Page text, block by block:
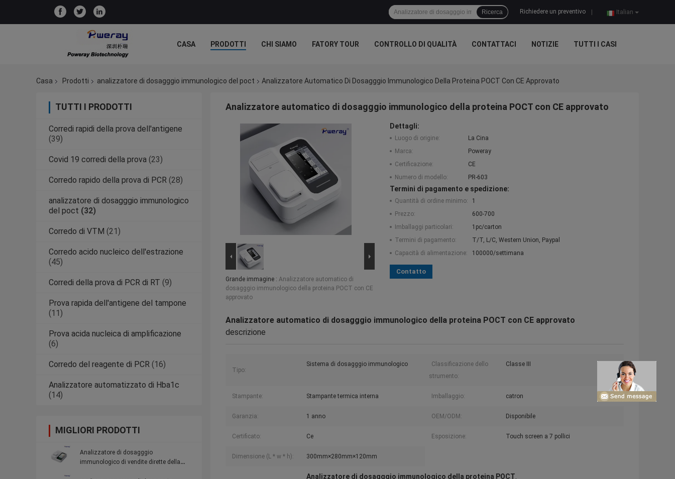
Italian
Richiedere un preventivo
Ricerca
CASA PRODOTTI CHI SIAMO FATORY TOUR CONTROLLO DI QUALITÀ CONTATTACI NOTIZIE TUTTI I CASI
Casa Prodotti analizzatore di dosagggio immunologico del poct Analizzatore Automatico Di Dosagggio Immunologico Della Proteina POCT Con CE Approvato
TUTTI I PRODOTTI
Corredi rapidi della prova dell'antigene
(39)
Covid 19 corredi della prova (23)
Corredo rapido della prova di PCR (28)
analizzatore di dosagggio immunologico
del poct (32)
Corredo di VTM (21)
Corredo acido nucleico dell'estrazione
(45)
Corredi della prova di PCR di RT (9)
Prova rapida dell'antigene del tampone
(11)
Prova acida nucleica di amplificazione
(6)
Corredo del reagente di PCR (16)
Analizzatore automatizzato di Hba1c
(14)
MIGLIORI PRODOTTI
Analizzatore di dosagggio
immunologico di vendite dirette della
Analizzatore automatico di dosagggio immunologico della proteina POCT con CE approvato
Grande immagine : Analizzatore automatico di
dosagggio immunologico della proteina POCT con CE
approvato
Dettagli:
Luogo di origine:
La Cina
Marca:
Poweray
Certificazione:
CE
Numero di modello:
PR-603
Termini di pagamento e spedizione:
Quantità di ordine minimo:
1
Prezzo:
600-700
Imballaggi particolari:
1pc/carton
Termini di pagamento:
T/T, L/C, Western Union, Paypal
Capacità di alimentazione:
100000/settimana
Contatto
Analizzatore automatico di dosagggio immunologico della proteina POCT con CE approvato
descrizione
Tipo:
Sistema di dosagggio immunologico
Classificazione dello
strumento:
Classe III
Stampante: Stampante termica interna Imballaggio: catron
Garanzia: 1 anno OEM/ODM: Disponibile
Certificato: Ce Esposizione: Touch screen a 7 pollici
Dimensione (L * w * h): 300mm×280mm×120mm
Analizzatore di dosagggio immunologico della proteina POCT,